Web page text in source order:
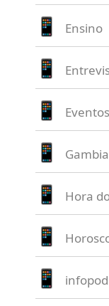
Ensino
Eventos
Hora
infopod